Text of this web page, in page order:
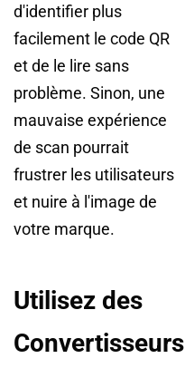
d'identifier plus
facilement le code QR
et de le lire sans
problème. Sinon, une
mauvaise expérience
de scan pourrait
frustrer les utilisateurs
et nuire à l'image de
votre marque.
Utilisez des
Convertisseurs